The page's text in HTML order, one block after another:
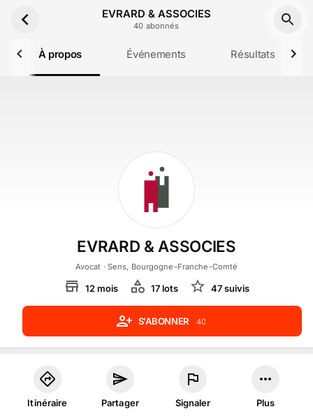
EVRARD & ASSOCIES
40 abonnés
À propos Événements Résultats
EVRARD & ASSOCIES
Avocat · Sens, Bourgogne-Franche-Comté
12mois 17lots 47suivis
S'ABONNER 40
Itinéraire Partager Signaler Plus